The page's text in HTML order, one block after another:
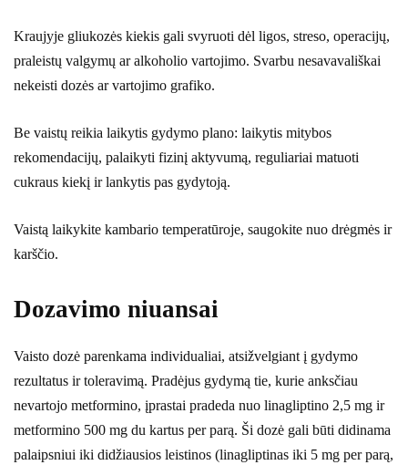
Kraujyje gliukozės kiekis gali svyruoti dėl ligos, streso, operacijų,
praleistų valgymų ar alkoholio vartojimo. Svarbu nesavavališkai
nekeisti dozės ar vartojimo grafiko.
Be vaistų reikia laikytis gydymo plano: laikytis mitybos
rekomendacijų, palaikyti fizinį aktyvumą, reguliariai matuoti
cukraus kiekį ir lankytis pas gydytoją.
Vaistą laikykite kambario temperatūroje, saugokite nuo drėgmės ir
karščio.
Dozavimo niuansai
Vaisto dozė parenkama individualiai, atsižvelgiant į gydymo
rezultatus ir toleravimą. Pradėjus gydymą tie, kurie anksčiau
nevartojo metformino, įprastai pradeda nuo linagliptino 2,5 mg ir
metformino 500 mg du kartus per parą. Ši dozė gali būti didinama
palaipsniui iki didžiausios leistinos (linagliptinas iki 5 mg per parą,